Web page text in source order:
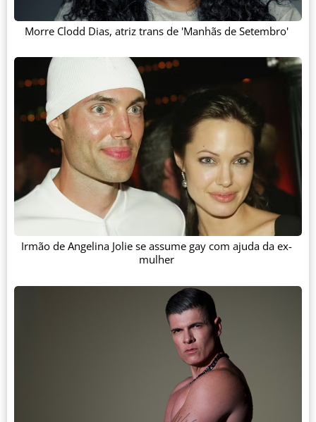
Morre Clodd Dias, atriz trans de 'Manhãs de Setembro'
Irmão de Angelina Jolie se assume gay com ajuda da ex-
mulher